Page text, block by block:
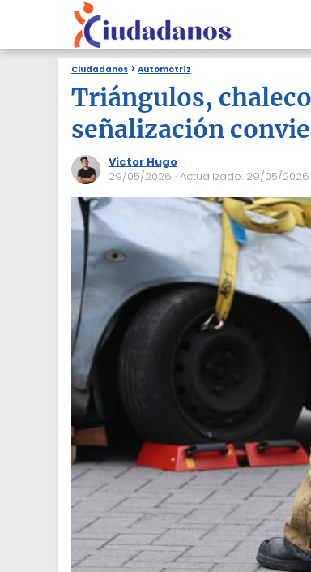
Ciudadanos Automotríz
Triángulos,
señalización
Victor Hugo
29/05/2026 · Actualizado: 29/05/2026